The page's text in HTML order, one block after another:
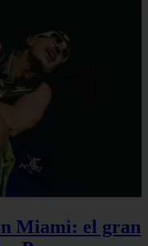
Miami: el gran